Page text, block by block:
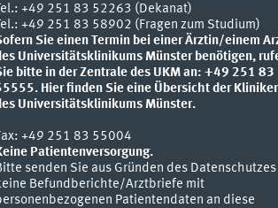
+49 251 83 52263 (Dekanat)
+49 251 83 58902 (Fragen zum Studium)
Sie einen Termin bei einer Ärztin/einem
Universitätsklinikums Münster benötigen,
bitte in der Zentrale des UKM an: +49 251 83
Hier finden Sie eine Übersicht der
Universitätsklinikums Münster.
+49 251 83 55004
Patientenversorgung.
senden Sie aus Gründen des Datenschutzes
Befundberichte/Arztbriefe mit
Patientendaten an diese